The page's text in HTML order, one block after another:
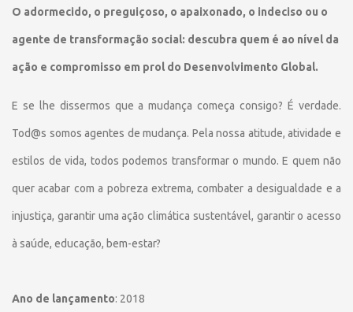
O adormecido, o preguiçoso, o apaixonado, o indeciso ou o
agente de transformação social: descubra quem é ao nível da
ação e compromisso em prol do Desenvolvimento Global.
E se lhe dissermos que a mudança começa consigo? É verdade.
Tod@s somos agentes de mudança. Pela nossa atitude, atividade e
estilos de vida, todos podemos transformar o mundo. E quem não
quer acabar com a pobreza extrema, combater a desigualdade e a
injustiça, garantir uma ação climática sustentável, garantir o acesso
à saúde, educação, bem-estar?
Ano de lançamento: 2018